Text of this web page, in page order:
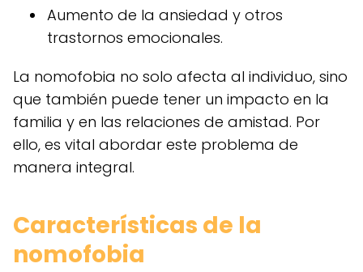
Aumento de la ansiedad y otros
trastornos emocionales.
La nomofobia no solo afecta al individuo, sino
que también puede tener un impacto en la
familia y en las relaciones de amistad. Por
ello, es vital abordar este problema de
manera integral.
Características de la
nomofobia